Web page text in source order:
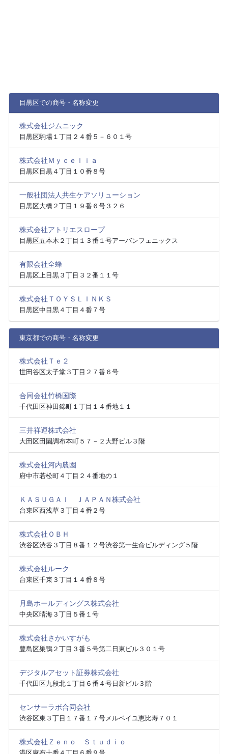
目黒区での商号・名称変更
株式会社ジムニック
目黒区駒場１丁目２４番５－６０１号
株式会社Ｍｙｃｅｌｉａ
目黒区目黒４丁目１０番８号
一般社団法人共生ケアソリューション
目黒区大橋２丁目１９番６号３２６
株式会社アトリエスロープ
目黒区五本木２丁目１３番１号アーバンフェニックス
有限会社全蜂
目黒区上目黒３丁目３２番１１号
株式会社ＴＯＹＳＬＩＮＫＳ
目黒区中目黒４丁目４番７号
東京都での商号・名称変更
株式会社Ｔｅ２
世田谷区太子堂３丁目２７番６号
合同会社竹橋国際
千代田区神田錦町１丁目１４番地１１
三井祥運株式会社
大田区田園調布本町５７－２大野ビル３階
株式会社河内農園
府中市若松町４丁目２４番地の１
ＫＡＳＵＧＡＩ ＪＡＰＡＮ株式会社
台東区西浅草３丁目４番２号
株式会社ＯＢＨ
渋谷区渋谷３丁目８番１２号渋谷第一生命ビルディング５階
株式会社ルーク
台東区千束３丁目１４番８号
月島ホールディングス株式会社
中央区晴海３丁目５番１号
株式会社さかいすがも
豊島区巣鴨２丁目３番５号第二日東ビル３０１号
デジタルアセット証券株式会社
千代田区九段北１丁目６番４号日新ビル３階
センサーラボ合同会社
渋谷区東３丁目１７番１７号メルベイユ恵比寿７０１
株式会社Ｚｅｎｏ Ｓｔｕｄｉｏ